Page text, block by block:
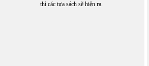
NGUYỄN HOÀI PHƯƠNGthì các tựa sách sẽ hiện ra.